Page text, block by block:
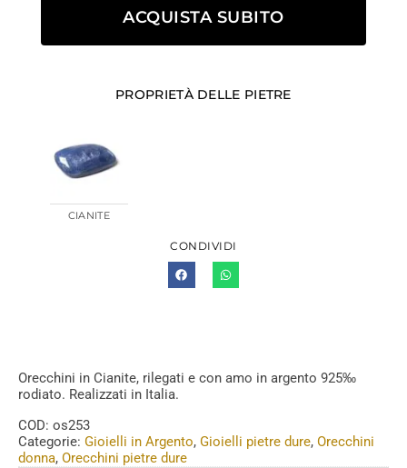
ACQUISTA SUBITO
PROPRIETÀ DELLE PIETRE
CIANITE
CONDIVIDI
Orecchini in Cianite, rilegati e con amo in argento 925‰
rodiato. Realizzati in Italia.
COD: os253
Categorie: Gioielli in Argento, Gioielli pietre dure, Orecchini
donna, Orecchini pietre dure